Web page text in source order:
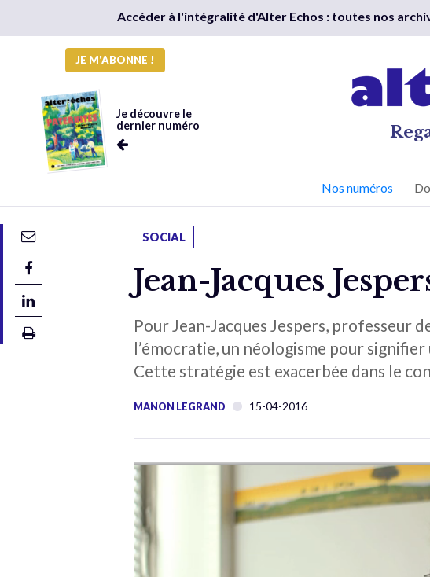
Accéder à l'intégralité d'Alter Echos : toutes nos
JE M'ABONNE !
Je découvre le
dernier numéro
Nos numéros
SOCIAL
Jean-Jacques
Pour Jean-Jacques Jespers, professeur
l’émocratie, un néologisme pour
Cette stratégie est exacerbée dans le
MANON LEGRAND 15-04-2016